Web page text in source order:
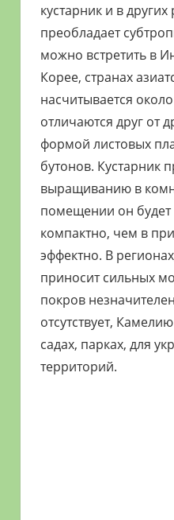
кустарник и в других
преобладает
можно встретить в
Корее, странах
насчитывается
отличаются друг от
формой листовых
бутонов. Кустарник
выращиванию в
помещении он будет
компактно, чем в
эффектно. В
приносит сильных
покров
отсутствует,
садах, парках, для
территорий.